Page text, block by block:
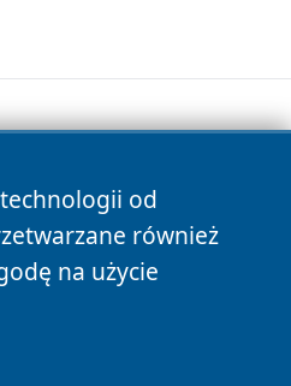
od
również
na użycie